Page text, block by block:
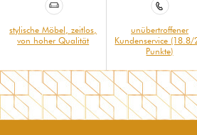
stylische Möbel, zeitlos,
von hoher Qualität
unübertroffener
Kundenservice (18.8/
Punkte)